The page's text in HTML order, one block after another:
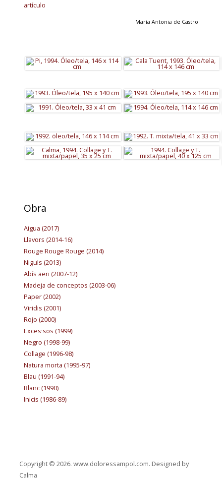
artículo
María Antonia de Castro
Obra
Aigua (2017)
Llavors (2014-16)
Rouge Rouge Rouge (2014)
Niguls (2013)
Abís aeri (2007-12)
Madeja de conceptos (2003-06)
Paper (2002)
Viridis (2001)
Rojo (2000)
Exces·sos (1999)
Negro (1998-99)
Collage (1996-98)
Natura morta (1995-97)
Blau (1991-94)
Blanc (1990)
Inicis (1986-89)
Copyright © 2026. www.doloressampol.com. Designed by
Calma